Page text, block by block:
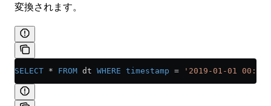
変換されます。
SELECT * FROM dt WHERE timestamp = '2019-01-01